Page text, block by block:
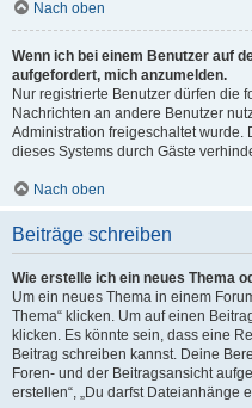
Nach oben
Wenn ich bei einem Benutzer auf
aufgefordert, mich anzumelden.
Nur registrierte Benutzer dürfen die
Nachrichten an andere Benutzer
Administration freigeschaltet wurde.
dieses Systems durch Gäste
Nach oben
Beiträge schreiben
Wie erstelle ich ein neues Thema
Um ein neues Thema in einem
Thema“ klicken. Um auf einen
klicken. Es könnte sein, dass eine
Beitrag schreiben kannst. Deine
Foren- und der Beitragsansicht
erstellen“, „Du darfst Dateianhänge